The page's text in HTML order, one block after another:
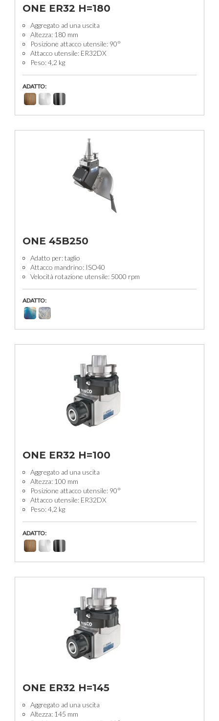
ONE ER32 H=180
Aggregato ad una uscita
Altezza: 180 mm
Posizione attacco utensile: 90°
Attacco utensile: ER32DX
Peso: 4,2 kg
ADATTO:
ONE 45B250
Adatto per: taglio
Attacco mandrino: ISO40
Velocità rotazione utensile: 5000 rpm
ADATTO:
ONE ER32 H=100
Aggregato ad una uscita
Altezza: 100 mm
Posizione attacco utensile: 90°
Attacco utensile: ER32DX
Peso: 4,2 kg
ADATTO:
ONE ER32 H=145
Aggregato ad una uscita
Altezza: 145 mm